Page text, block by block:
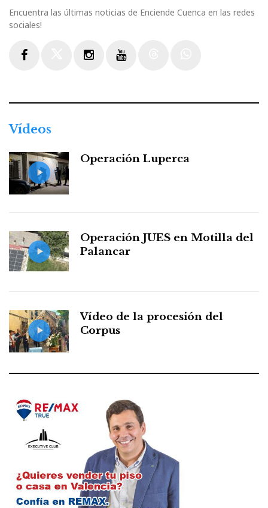
Encuentra las últimas noticias de Enciende Cuenca en las redes
sociales!
Vídeos
Operación Luperca
Operación JUES en Motilla del
Palancar
Vídeo de la procesión del
Corpus